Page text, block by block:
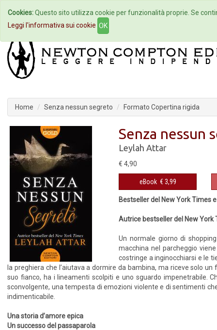
Home Autori Eventi
Home Senza nessun segreto Formato Copertina rigida
Senza nessun
Leylah Attar
€ 4,90
eBook € 3,99
Bestseller del New York Times
Autrice bestseller del New York
Un normale giorno di
macchina nel parcheggio
costringe a inginocchiarsi e le
la preghiera che l’aiutava a dormire da bambina, ma riceve solo
suo fianco, ha i lineamenti scolpiti e uno sguardo impenetrabile.
sconvolgente, una tempesta di emozioni violente e di sentimenti
indimenticabile.
Una storia d’amore epica
Un successo del passaparola
Cookies:Questo sito utilizza cookie per funzionalità proprie. Se
Leggi l'informativa sui cookie OK